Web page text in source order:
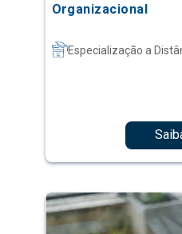
Organizacional
Especialização a